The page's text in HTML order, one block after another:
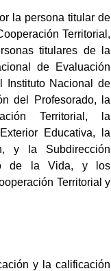
la persona titular de
Territorial,
titulares de la
de Evaluación
Instituto Nacional de
del Profesorado, la
Territorial, la
Educativa, la
y la Subdirección
de la Vida, y los
Territorial y
y la calificación